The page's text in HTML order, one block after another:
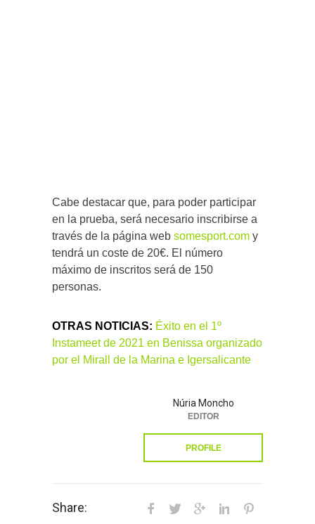
Cabe destacar que, para poder participar
en la prueba, será necesario inscribirse a
través de la página web somesport.com y
tendrá un coste de 20€. El número
máximo de inscritos será de 150
personas.
OTRAS NOTICIAS: Éxito en el 1º
Instameet de 2021 en Benissa organizado
por el Mirall de la Marina e Igersalicante
Núria Moncho
EDITOR
PROFILE
Share: